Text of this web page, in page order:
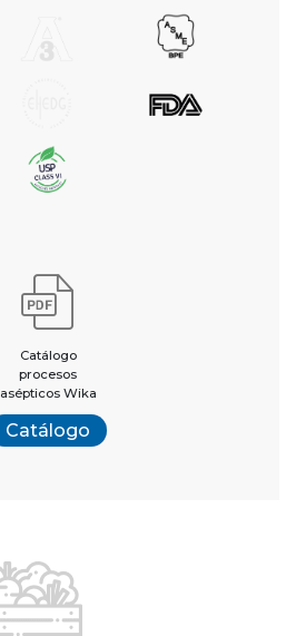
Catálogo
procesos
asépticos Wika
Catálogo